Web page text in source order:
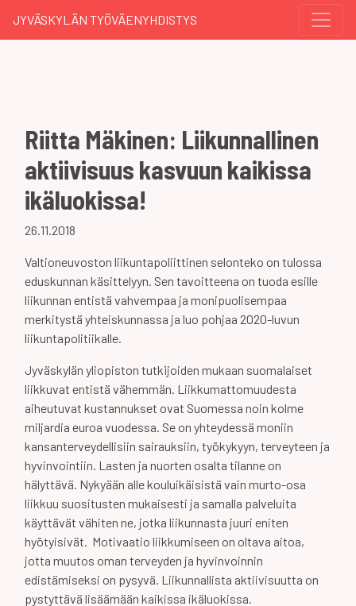
JYVÄSKYLÄN TYÖVÄENYHDISTYS
Riitta Mäkinen: Liikunnallinen
aktiivisuus kasvuun kaikissa
ikäluokissa!
26.11.2018
Valtioneuvoston liikuntapoliittinen selonteko on tulossa
eduskunnan käsittelyyn. Sen tavoitteena on tuoda esille
liikunnan entistä vahvempaa ja monipuolisempaa
merkitystä yhteiskunnassa ja luo pohjaa 2020-luvun
liikuntapolitiikalle.
Jyväskylän yliopiston tutkijoiden mukaan suomalaiset
liikkuvat entistä vähemmän. Liikkumattomuudesta
aiheutuvat kustannukset ovat Suomessa noin kolme
miljardia euroa vuodessa. Se on yhteydessä moniin
kansanterveydellisiin sairauksiin, työkykyyn, terveyteen ja
hyvinvointiin. Lasten ja nuorten osalta tilanne on
hälyttävä. Nykyään alle kouluikäisistä vain murto-osa
liikkuu suositusten mukaisesti ja samalla palveluita
käyttävät vähiten ne, jotka liikunnasta juuri eniten
hyötyisivät. Motivaatio liikkumiseen on oltava aitoa,
jotta muutos oman terveyden ja hyvinvoinnin
edistämiseksi on pysyvä. Liikunnallista aktiivisuutta on
pystyttävä lisäämään kaikissa ikäluokissa.